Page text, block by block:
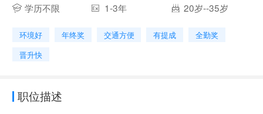
学历不限
1-3年 20岁--35岁
环境好 年终奖 交通方便 有提成
全勤奖
晋升快
职位描述